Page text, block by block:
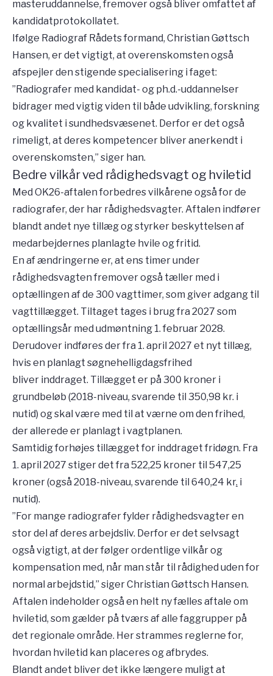
masteruddannelse, fremover også bliver omfattet af
kandidatprotokollatet.
Ifølge Radiograf Rådets formand, Christian Gøttsch
Hansen, er det vigtigt, at overenskomsten også
afspejler den stigende specialisering i faget:
”Radiografer med kandidat- og ph.d.-uddannelser
bidrager med vigtig viden til både udvikling, forskning
og kvalitet i sundhedsvæsenet. Derfor er det også
rimeligt, at deres kompetencer bliver anerkendt i
overenskomsten,” siger han.
Bedre vilkår ved rådighedsvagt og hviletid
Med OK26-aftalen forbedres vilkårene også for de
radiografer, der har rådighedsvagter. Aftalen indfører
blandt andet nye tillæg og styrker beskyttelsen af
medarbejdernes planlagte hvile og fritid.
En af ændringerne er, at ens timer under
rådighedsvagten fremover også tæller med i
optællingen af de 300 vagttimer, som giver adgang til
vagttillægget. Tiltaget tages i brug fra 2027 som
optællingsår med udmøntning 1. februar 2028.
Derudover indføres der fra 1. april 2027 et nyt tillæg,
hvis en planlagt søgnehelligdagsfrihed
bliver inddraget. Tillægget er på 300 kroner i
grundbeløb (2018-niveau, svarende til 350,98 kr. i
nutid) og skal være med til at værne om den frihed,
der allerede er planlagt i vagtplanen.
Samtidig forhøjes tillægget for inddraget fridøgn. Fra
1. april 2027 stiger det fra 522,25 kroner til 547,25
kroner (også 2018-niveau, svarende til 640,24 kr. i
nutid).
”For mange radiografer fylder rådighedsvagter en
stor del af deres arbejdsliv. Derfor er det selvsagt
også vigtigt, at der følger ordentlige vilkår og
kompensation med, når man står til rådighed uden for
normal arbejdstid,” siger Christian Gøttsch Hansen.
Aftalen indeholder også en helt ny fælles aftale om
hviletid, som gælder på tværs af alle faggrupper på
det regionale område. Her strammes reglerne for,
hvordan hviletid kan placeres og afbrydes.
Blandt andet bliver det ikke længere muligt at